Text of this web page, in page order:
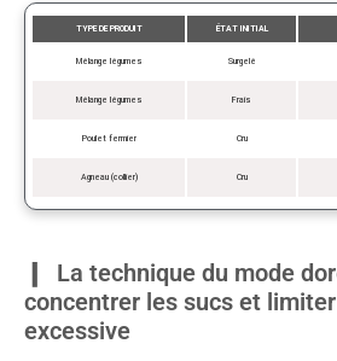
TYPE DE PRODUIT ÉTAT INITIAL
Mélange légumes Surgelé
Mélange légumes Frais
Poulet fermier Cru
Agneau (collier) Cru
La technique du mode
concentrer les sucs et
excessive